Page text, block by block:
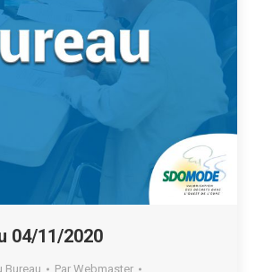
04/11/2020
Bureau Par Webmaster